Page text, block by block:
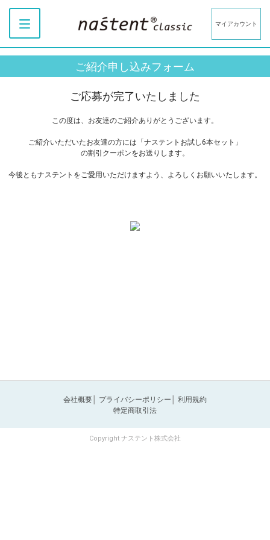
マイアカウント
ご紹介申し込みフォーム
ご応募が完了いたしました
この度は、お友達のご紹介ありがとうございます。
ご紹介いただいたお友達の方には「ナステントお試し6本セット」
の割引クーポンをお送りします。
今後ともナステントをご愛用いただけますよう、よろしくお願いいたします。
会社概要 プライバシーポリシー
利用規約
特定商取引法
Copyright ナステント株式会社